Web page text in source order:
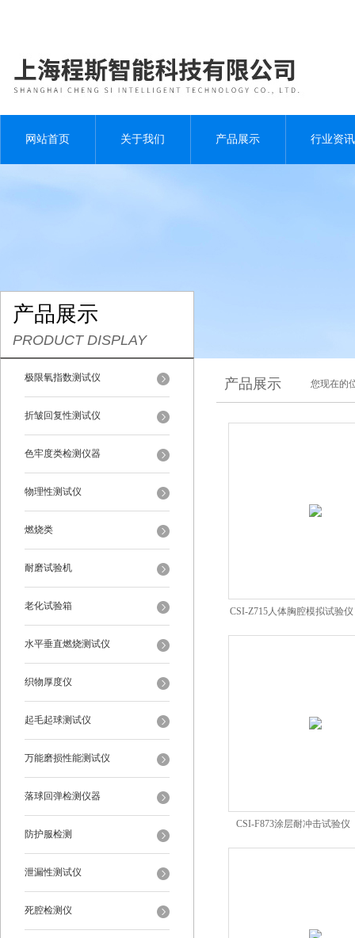
网站首页 关于我们 产品展示 行业资讯
产品展示
PRODUCT DISPLAY
极限氧指数测试仪
折皱回复性测试仪
色牢度类检测仪器
物理性测试仪
燃烧类
耐磨试验机
老化试验箱
水平垂直燃烧测试仪
织物厚度仪
起毛起球测试仪
万能磨损性能测试仪
落球回弹检测仪器
防护服检测
泄漏性测试仪
死腔检测仪
产品展示 您现在的
CSI-Z715人体胸腔模拟试验
CSI-F873涂层耐冲击试验仪